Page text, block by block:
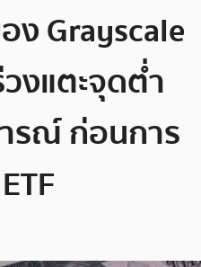
ง Grayscale
งแตะจุดต่ำ
รณ์ ก่อนการ